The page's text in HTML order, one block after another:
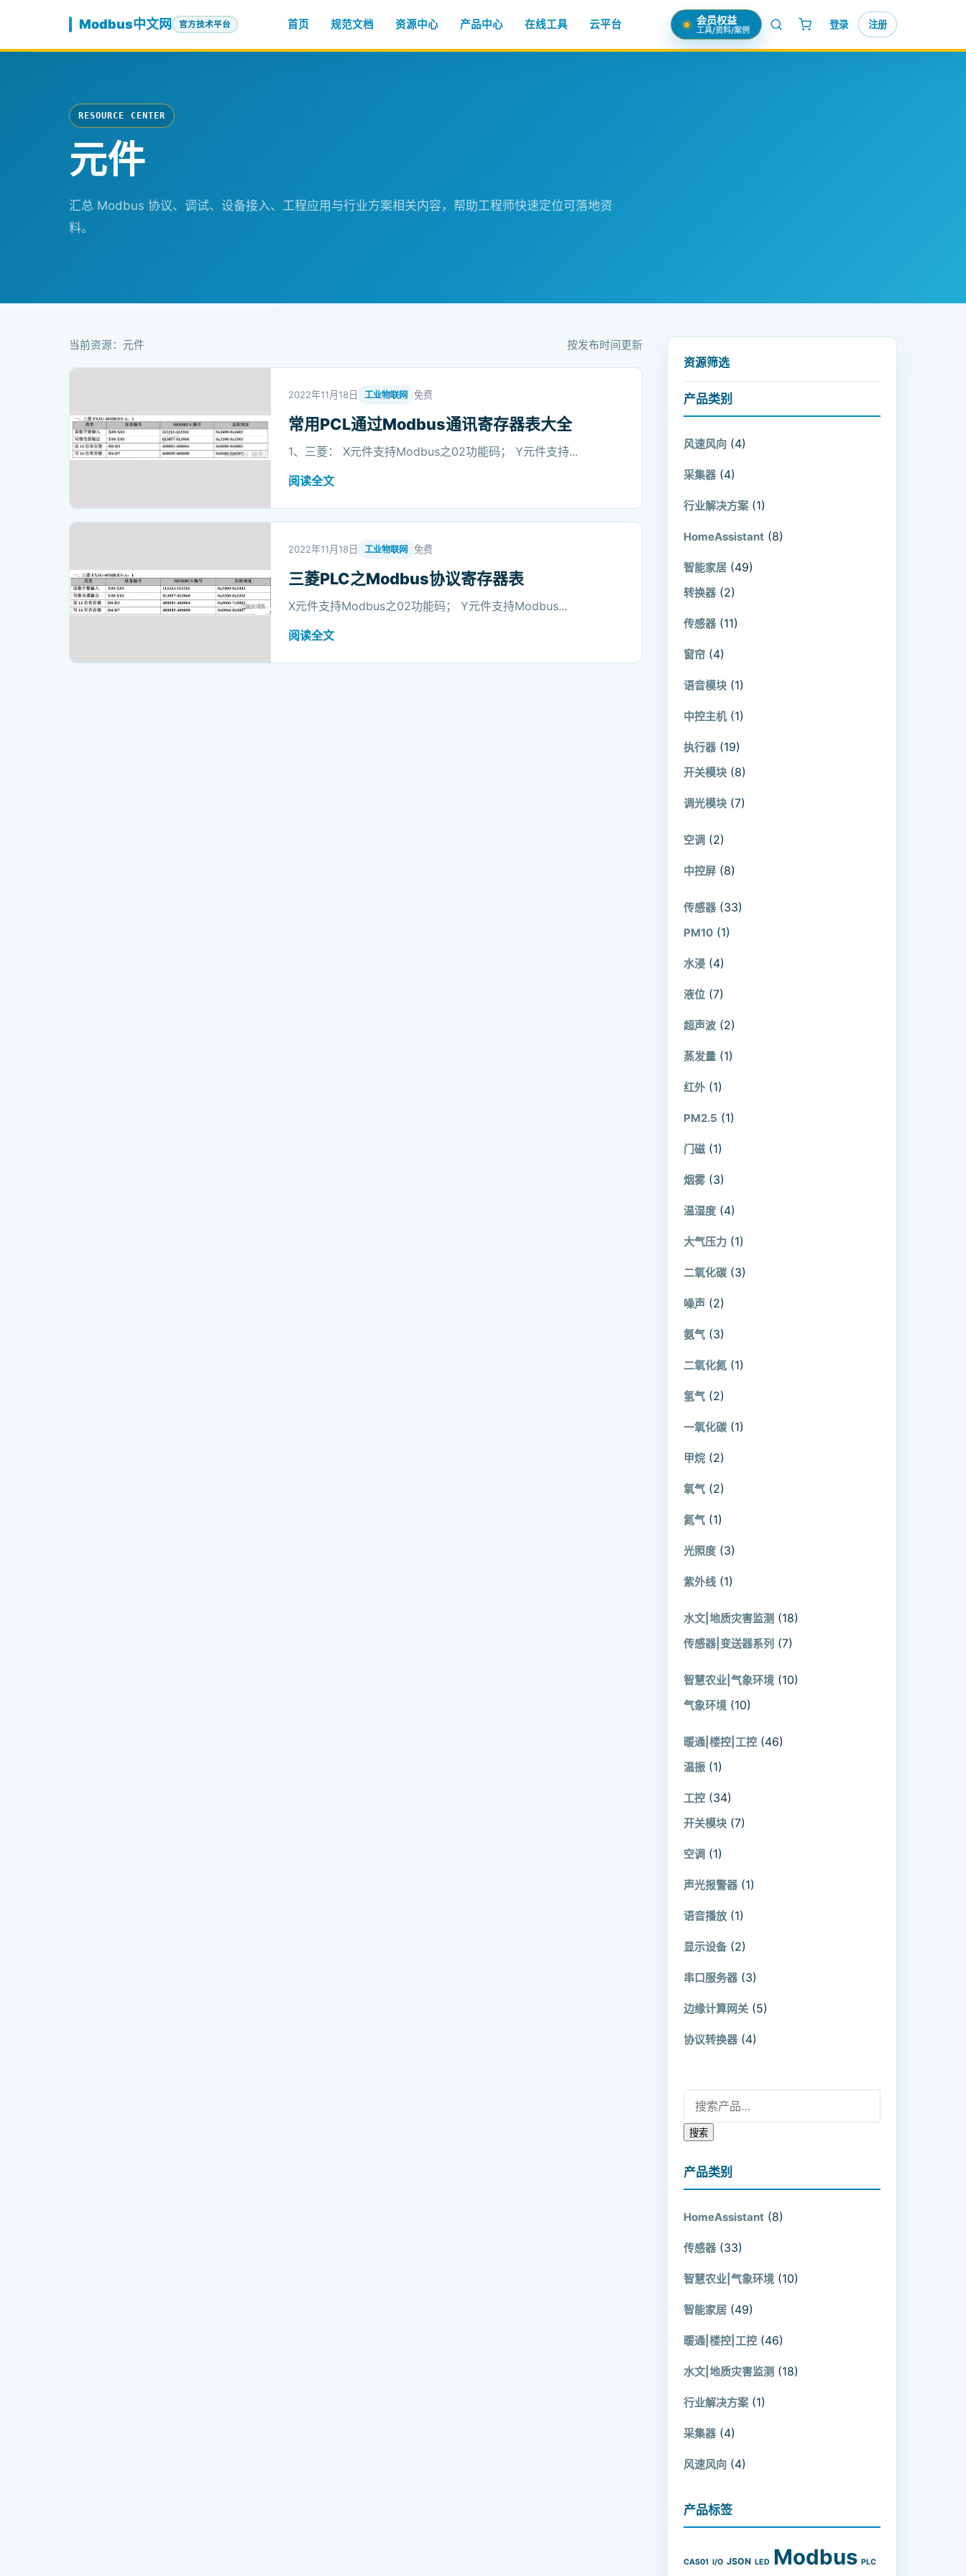
Modbus中文网 官方技术平台 首页 规范文档 资源中心 产品中心 在线工具 云平台 会员权益
工具/资料/案例 登录 注册
RESOURCE CENTER
元件
汇总 Modbus 协议、调试、设备接入、工程应用与行业方案相关内容，帮助工程师快速定位可落地资
料。
当前资源：元件 按发布时间更新
2022年11月18日 工业物联网 免费
常用PCL通过Modbus通讯寄存器表大全
1、三菱： X元件支持Modbus之02功能码； Y元件支持...
阅读全文
2022年11月18日 工业物联网 免费
三菱PLC之Modbus协议寄存器表
X元件支持Modbus之02功能码； Y元件支持Modbus...
阅读全文
资源筛选
产品类别
风速风向 (4)
采集器 (4)
行业解决方案 (1)
HomeAssistant (8)
智能家居 (49)
转换器 (2)
传感器 (11)
窗帘 (4)
语音模块 (1)
中控主机 (1)
执行器 (19)
开关模块 (8)
调光模块 (7)
空调 (2)
中控屏 (8)
传感器 (33)
PM10 (1)
水浸 (4)
液位 (7)
超声波 (2)
蒸发量 (1)
红外 (1)
PM2.5 (1)
门磁 (1)
烟雾 (3)
温湿度 (4)
大气压力 (1)
二氧化碳 (3)
噪声 (2)
氨气 (3)
二氧化氮 (1)
氢气 (2)
一氧化碳 (1)
甲烷 (2)
氧气 (2)
氮气 (1)
光照度 (3)
紫外线 (1)
水文|地质灾害监测 (18)
传感器|变送器系列 (7)
智慧农业|气象环境 (10)
气象环境 (10)
暖通|楼控|工控 (46)
温振 (1)
工控 (34)
开关模块 (7)
空调 (1)
声光报警器 (1)
语音播放 (1)
显示设备 (2)
串口服务器 (3)
边缘计算网关 (5)
协议转换器 (4)
搜索：
搜索
产品类别
HomeAssistant (8)
传感器 (33)
智慧农业|气象环境 (10)
智能家居 (49)
暖通|楼控|工控 (46)
水文|地质灾害监测 (18)
行业解决方案 (1)
采集器 (4)
风速风向 (4)
产品标签
CAS01 I/O JSON LED Modbus PLC